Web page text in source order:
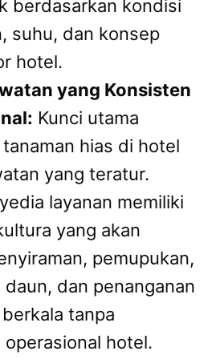
berdasarkan kondisi
suhu, dan konsep
hotel.
yang Konsisten
Kunci utama
hias di hotel
yang teratur.
layanan memiliki
yang akan
pemupukan,
dan penanganan
tanpa
hotel.